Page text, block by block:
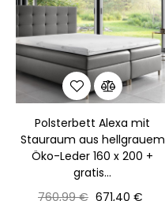
Polsterbett Alexa mit
Stauraum aus hellgrauem
Öko-Leder 160 x 200 +
gratis...
Normaler
760,99 € Preis
671,40 €